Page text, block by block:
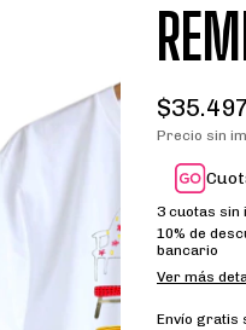
Precio sin
3 cuotas sin
10% de
bancario
Ver más
Envío gratis